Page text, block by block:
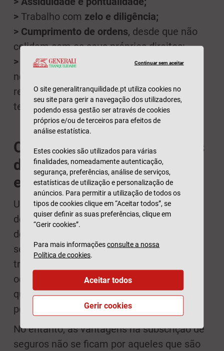
> Trabalho com zelo e diligência;
> Cumprimento de ordens, desde que não
colidam com os seus próprios direitos;
>
Lealdade para com o empregador, não
negociando nas suas costas nem
revelando informações confidenciais a
terceiros.
Os seguros que protegem os
direitos de trabalhadores e
empresas
Um seguro de acidentes de trabalho
de um direito dos trabalhadores, é uma
defesa para o empregador. De facto, a
seguradora, ao garantir a proteção do
trabalhador e da sua família no caso de
ocorrer uma fatalidade, também garante
que essa responsabilidade não vai pôr em
perigo a atividade da empresa.
No entanto, as vantagens na subscrição de
seguros não se ficam por aqueles que são
Continuar sem aceitar
O site generalitranquilidade.pt utiliza cookies no
seu site para gerir a navegação dos utilizadores,
podendo essa gestão ser através de cookies
próprios e/ou de terceiros para efeitos de
análise estatística.
Estes cookies são utilizados para várias
finalidades, nomeadamente autenticação,
segurança, preferências, análise de serviços,
estatísticas de utilização e personalização de
anúncios. Para permitir a utilização de todos os
tipos de cookies clique em “Aceitar todos”, se
quiser definir as suas preferências, clique em
“Gerir cookies”.
Para mais informaçõesconsulte a nossa
Política de cookies.
Gerir cookies
Aceitar todos